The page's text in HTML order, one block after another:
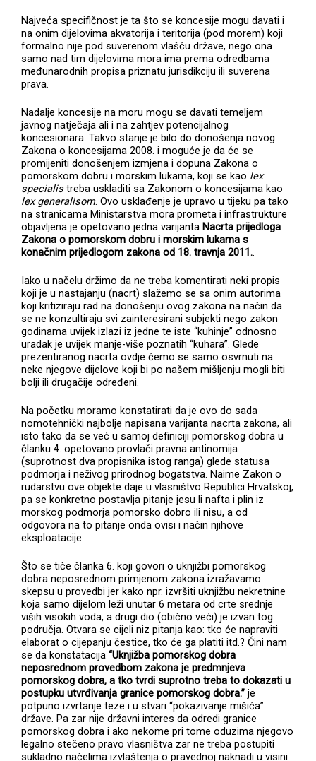
Najveća specifičnost je ta što se koncesije mogu davati i
na onim dijelovima akvatorija i teritorija (pod morem) koji
formalno nije pod suverenom vlašću države, nego ona
samo nad tim dijelovima mora ima prema odredbama
međunarodnih propisa priznatu jurisdikciju ili suverena
prava.
Nadalje koncesije na moru mogu se davati temeljem
javnog natječaja ali i na zahtjev potencijalnog
koncesionara. Takvo stanje je bilo do donošenja novog
Zakona o koncesijama 2008. i moguće je da će se
promijeniti donošenjem izmjena i dopuna Zakona o
pomorskom dobru i morskim lukama, koji se kao lex
specialis treba uskladiti sa Zakonom o koncesijama kao
lex generalisom. Ovo usklađenje je upravo u tijeku pa tako
na stranicama Ministarstva mora prometa i infrastrukture
objavljena je opetovano jedna varijantaNacrta prijedloga
Zakona o pomorskom dobru i morskim lukama s
konačnim prijedlogom zakona od 18. travnja 2011..
Iako u načelu držimo da ne treba komentirati neki propis
koji je u nastajanju (nacrt) slažemo se sa onim autorima
koji kritiziraju rad na donošenju ovog zakona na način da
se ne konzultiraju svi zainteresirani subjekti nego zakon
godinama uvijek izlazi iz jedne te iste “kuhinje” odnosno
uradak je uvijek manje-više poznatih “kuhara”. Glede
prezentiranog nacrta ovdje ćemo se samo osvrnuti na
neke njegove dijelove koji bi po našem mišljenju mogli biti
bolji ili drugačije određeni.
Na početku moramo konstatirati da je ovo do sada
nomotehnički najbolje napisana varijanta nacrta zakona, ali
isto tako da se već u samoj definiciji pomorskog dobra u
članku 4. opetovano provlači pravna antinomija
(suprotnost dva propisnika istog ranga) glede statusa
podmorja i neživog prirodnog bogatstva. Naime Zakon o
rudarstvu ove objekte daje u vlasništvo Republici Hrvatskoj,
pa se konkretno postavlja pitanje jesu li nafta i plin iz
morskog podmorja pomorsko dobro ili nisu, a od
odgovora na to pitanje onda ovisi i način njihove
eksploatacije.
Što se tiče članka 6. koji govori o uknjižbi pomorskog
dobra neposrednom primjenom zakona izražavamo
skepsu u provedbi jer kako npr. izvršiti uknjižbu nekretnine
koja samo dijelom leži unutar 6 metara od crte srednje
viših visokih voda, a drugi dio (obično veći) je izvan tog
područja. Otvara se cijeli niz pitanja kao: tko će napraviti
elaborat o cijepanju čestice, tko će ga platiti itd.? Čini nam
se da konstatacija“Uknjižba pomorskog dobra
neposrednom provedbom zakona je predmnjeva
pomorskog dobra, a tko tvrdi suprotno treba to dokazati u
postupku utvrđivanja granice pomorskog dobra.” je
potpuno izvrtanje teze i u stvari “pokazivanje mišića”
države. Pa zar nije državni interes da odredi granice
pomorskog dobra i ako nekome pri tome oduzima njegovo
legalno stečeno pravo vlasništva zar ne treba postupiti
sukladno načelima izvlaštenja o pravednoj naknadi u visini